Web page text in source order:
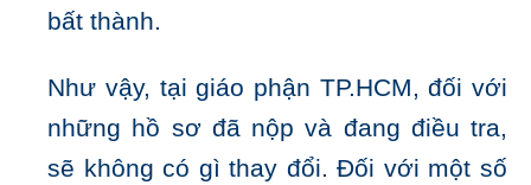
bất thành.
Như vậy, tại giáo phận TP.HCM, đối với
những hồ sơ đã nộp và đang điều tra,
sẽ không có gì thay đổi. Đối với một số